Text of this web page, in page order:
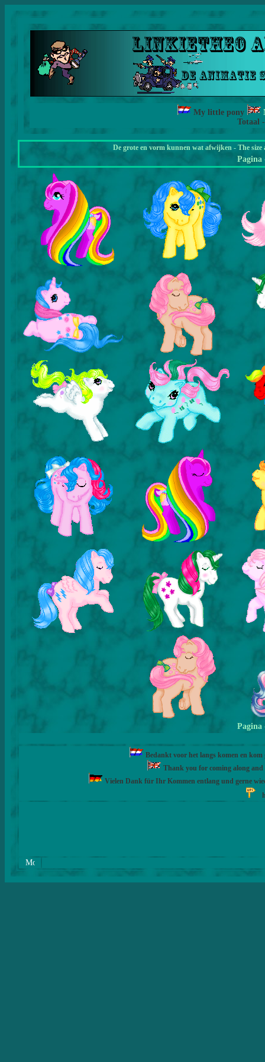
My little pony
Totaal
De grote en vorm kunnen wat afwijken - The
Pagina
Pagina
Bedankt voor het langs komen en
Thank you for coming along and
Vielen Dank für Ihr Kommen entlang und gerne